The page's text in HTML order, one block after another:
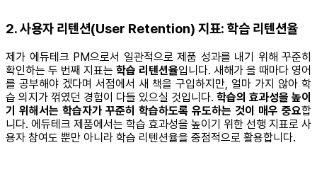
2. 사용자 리텐션(User Retention) 지표: 학습 리텐션율
제가 에듀테크 PM으로서 일관적으로 제품 성과를 내기 위해 꾸준히
확인하는 두 번째 지표는 학습 리텐션율입니다. 새해가 올 때마다 영어
를 공부해야 겠다며 서점에서 새 책을 구입하지만, 얼마 가지 않아 학
습 의지가 꺾였던 경험이 다들 있으실 것입니다. 학습의 효과성을 높이
기 위해서는 학습자가 꾸준히 학습하도록 유도하는 것이 매우 중요합
니다. 에듀테크 제품에서는 학습 효과성을 높이기 위한 선행 지표로 사
용자 참여도 뿐만 아니라 학습 리텐션율을 중점적으로 활용합니다.